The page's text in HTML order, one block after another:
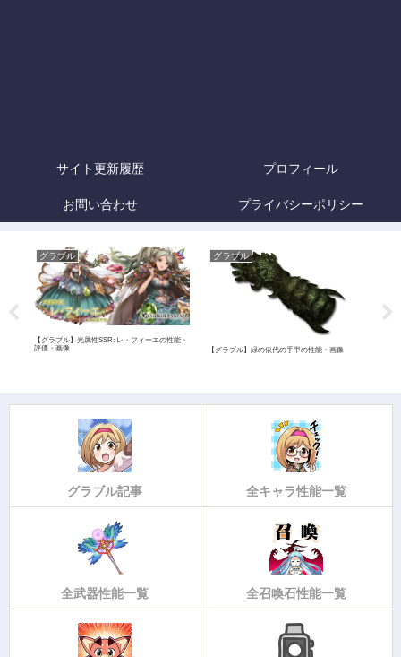
サイト更新履歴 プロフィール
お問い合わせ プライバシーポリシー
グラブル
【グラブル】光属性SSR: レ・フィーエの性能・
評価・画像
グラブル
【グラブル】緑の依代の手甲の性能・画像
グラブル記事 全キャラ性能一覧
全武器性能一覧 全召喚石性能一覧